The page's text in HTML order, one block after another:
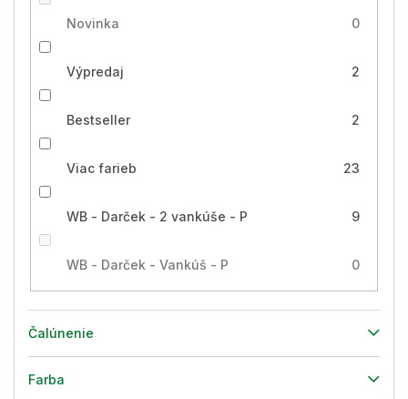
Novinka 0
Výpredaj 2
Bestseller 2
Viac farieb 23
WB - Darček - 2 vankúše - P 9
WB - Darček - Vankúš - P 0
Čalúnenie
Farba